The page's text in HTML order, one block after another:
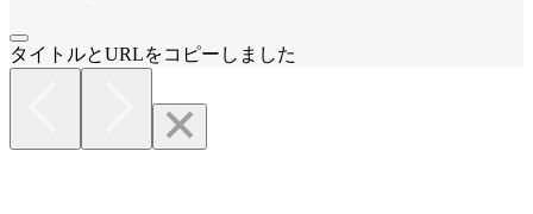
タイトルとURLをコピーしました